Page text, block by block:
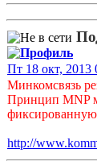
Пт 18 окт, 2013
Минкомсвязь
Принцип MNP
фиксированную
http://